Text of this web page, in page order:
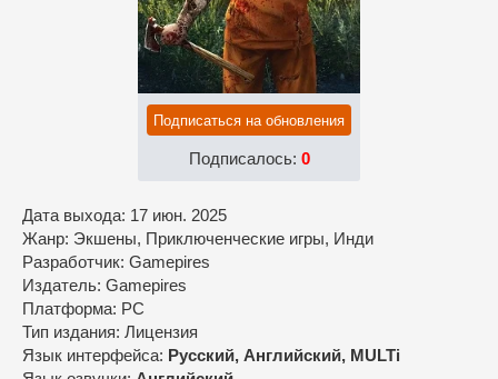
Подписаться на обновления
Подписалось: 0
Дата выхода: 17 июн. 2025
Жанр: Экшены, Приключенческие игры, Инди
Разработчик: Gamepires
Издатель: Gamepires
Платформа: PC
Тип издания: Лицензия
Язык интерфейса: Русский, Английский, MULTi